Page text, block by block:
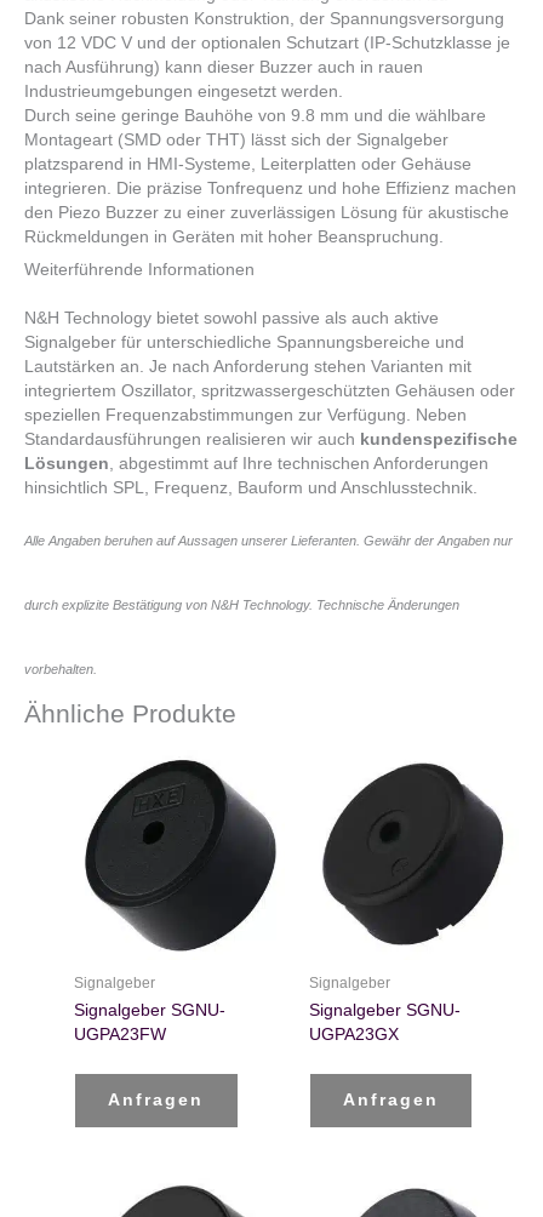
Dank seiner robusten Konstruktion, der Spannungsversorgung
von 12 VDC V und der optionalen Schutzart (IP-Schutzklasse je
nach Ausführung) kann dieser Buzzer auch in rauen
Industrieumgebungen eingesetzt werden.
Durch seine geringe Bauhöhe von 9.8 mm und die wählbare
Montageart (SMD oder THT) lässt sich der Signalgeber
platzsparend in HMI-Systeme, Leiterplatten oder Gehäuse
integrieren. Die präzise Tonfrequenz und hohe Effizienz machen
den Piezo Buzzer zu einer zuverlässigen Lösung für akustische
Rückmeldungen in Geräten mit hoher Beanspruchung.
Weiterführende Informationen
N&H Technology bietet sowohl passive als auch aktive
Signalgeber für unterschiedliche Spannungsbereiche und
Lautstärken an. Je nach Anforderung stehen Varianten mit
integriertem Oszillator, spritzwassergeschützten Gehäusen oder
speziellen Frequenzabstimmungen zur Verfügung. Neben
Standardausführungen realisieren wir auch kundenspezifische
Lösungen , abgestimmt auf Ihre technischen Anforderungen
hinsichtlich SPL, Frequenz, Bauform und Anschlusstechnik.
Alle Angaben beruhen auf Aussagen unserer Lieferanten. Gewähr der Angaben nur
durch explizite Bestätigung von N&H Technology. Technische Änderungen
vorbehalten.
Ähnliche Produkte
Signalgeber
Signalgeber SGNU-
UGPA23FW
Anfragen
Signalgeber
Signalgeber SGNU-
UGPA23GX
Anfragen